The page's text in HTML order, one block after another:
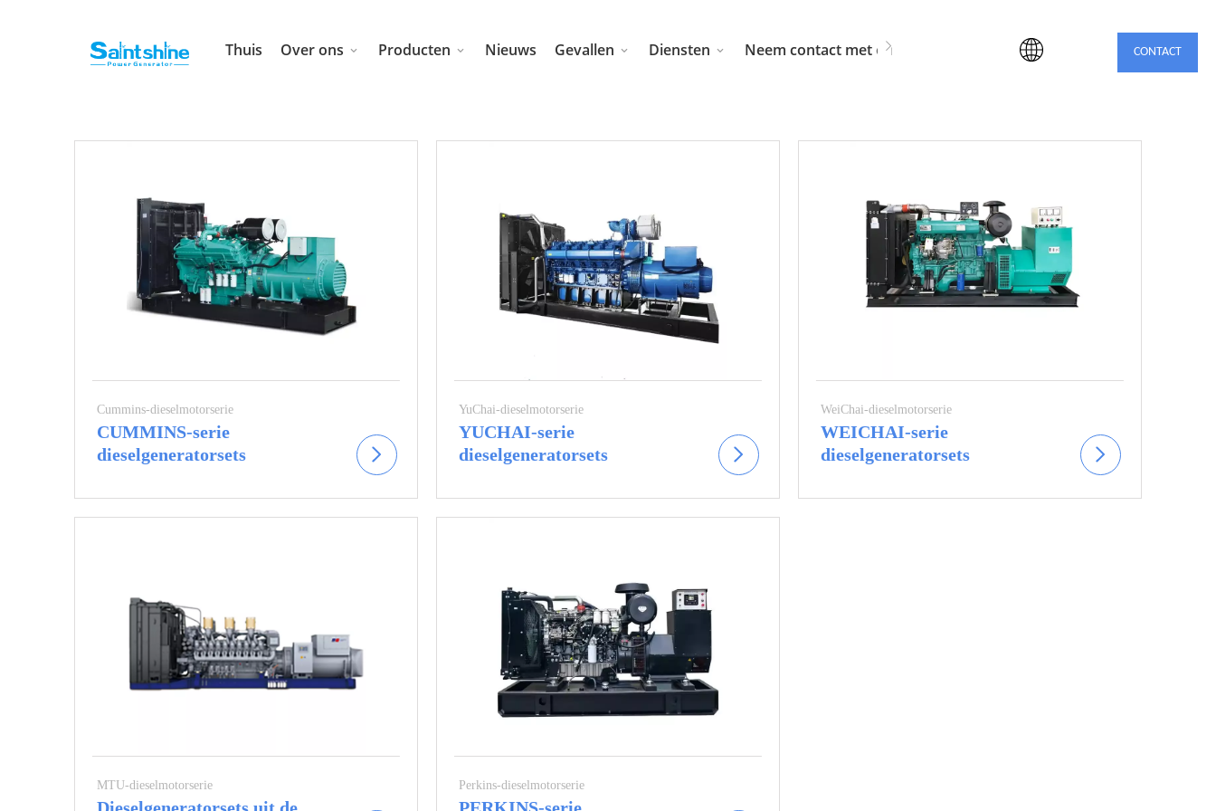
Thuis Over ons Producten Nieuws Gevallen Diensten Neem contact met ons op CONTACT
Cummins-dieselmotorserie
CUMMINS-serie
dieselgeneratorsets
YuChai-dieselmotorserie
YUCHAI-serie
dieselgeneratorsets
WeiChai-dieselmotorserie
WEICHAI-serie
dieselgeneratorsets
MTU-dieselmotorserie Perkins-dieselmotorserie